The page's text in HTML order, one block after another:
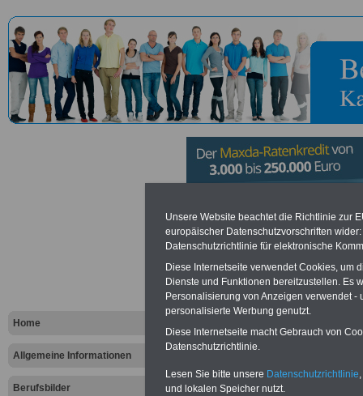
Home
Allgemeine Informationen
Berufsbilder
Arzfeld
Vorteile für den öffentlichen
Vergleichen und sparen
Bausparen schon ab 16 Jahren
Berufsunfähigkeitsabsicherung
Online-Vergleich Gesetzliche
Krankenkassen
Unsere Website beachtet die Richtlinie zur
europäischer Datenschutzvorschriften
Datenschutzrichtlinie für elektronische
Diese Internetseite verwendet Cookies, um
Dienste und Funktionen bereitzustellen. Es
Personalisierung von Anzeigen verwendet
personalisierte Werbung genutzt.
Diese Internetseite macht Gebrauch von
Datenschutzrichtlinie.
Lesen Sie bitte unsere Datenschutzrichtlinie
und lokalen Speicher nutzt.